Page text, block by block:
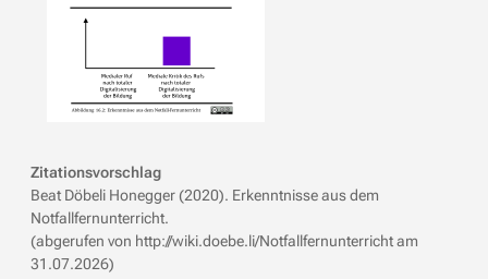
Zitationsvorschlag
Beat Döbeli Honegger (2020). Erkenntnisse aus dem
Notfallfernunterricht.
(abgerufen von http://wiki.doebe.li/Notfallfernunterricht am
31.07.2026)